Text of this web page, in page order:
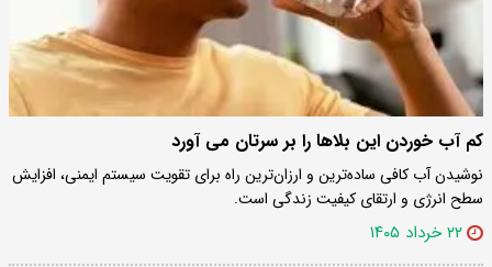
کم آب خوردن این بلاها را بر سرتان می آورد
نوشیدن آب کافی ساده‌ترین و ارزان‌ترین راه برای تقویت سیستم ایمنی، افزایش
سطح انرژی و ارتقای کیفیت زندگی است.
۲۲ خرداد ۱۴۰۵